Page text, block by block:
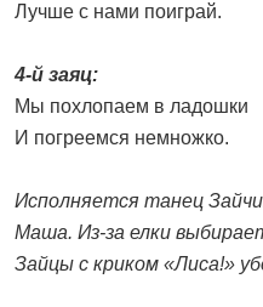
Лучше с нами поиграй.
4-й заяц:
Мы похлопаем в ладошки
И погреемся немножко.
Исполняется танец
Маша. Из-за елки
Зайцы с криком «Лиса!»